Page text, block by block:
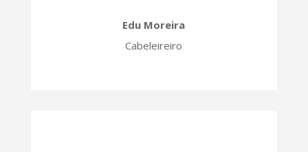
Edu Moreira
Cabeleireiro